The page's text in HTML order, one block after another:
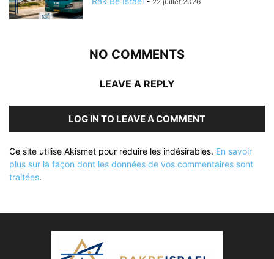
NO COMMENTS
LEAVE A REPLY
LOG IN TO LEAVE A COMMENT
Ce site utilise Akismet pour réduire les indésirables. En savoir
plus sur la façon dont les données de vos commentaires sont
traitées.